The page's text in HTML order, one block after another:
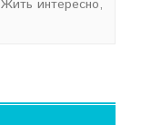
Жить интересно,